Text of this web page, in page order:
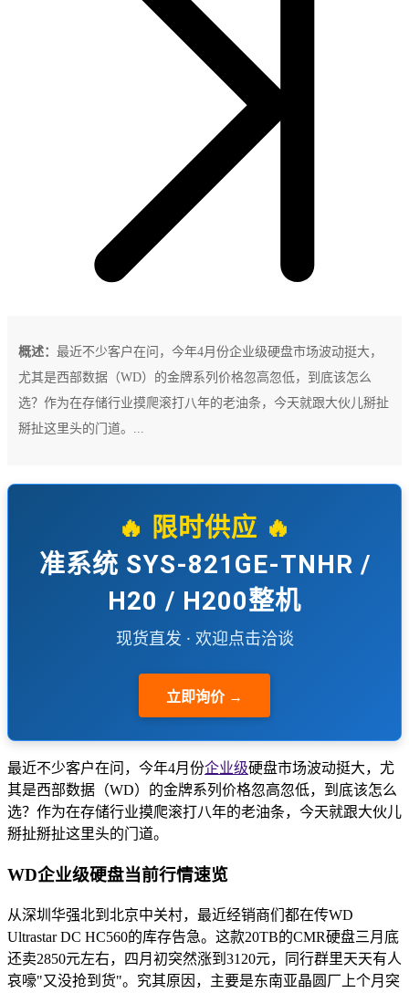
概述： 最近不少客户在问，今年4月份企业级硬盘市场波动挺大，
尤其是西部数据（WD）的金牌系列价格忽高忽低，到底该怎么
选？作为在存储行业摸爬滚打八年的老油条，今天就跟大伙儿掰扯
掰扯这里头的门道。...
🔥 限时供应 🔥
准系统 SYS-821GE-TNHR /
H20 / H200整机
现货直发 · 欢迎点击洽谈
立即询价 →
最近不少客户在问，今年4月份企业级硬盘市场波动挺大，尤
其是西部数据（WD）的金牌系列价格忽高忽低，到底该怎么
选？作为在存储行业摸爬滚打八年的老油条，今天就跟大伙儿
掰扯掰扯这里头的门道。
WD企业级硬盘当前行情速览
从深圳华强北到北京中关村，最近经销商们都在传WD
Ultrastar DC HC560的库存告急。这款20TB的CMR硬盘三月底
还卖2850元左右，四月初突然涨到3120元，同行群里天天有人
哀嚎"又没抢到货"。究其原因，主要是东南亚晶圆厂上个月突